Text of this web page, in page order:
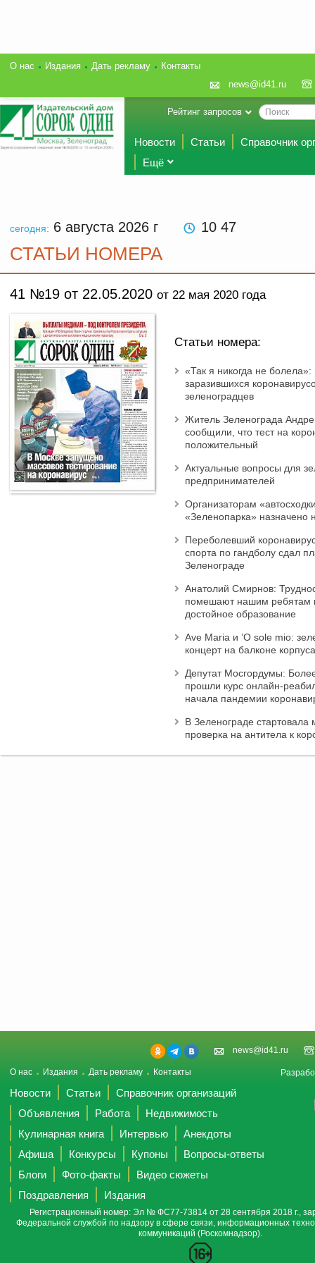
О нас Издания Дать рекламу
Контакты
news@id41.ru
Рейтинг запросов
Новости Статьи
Справочник
Ещё
сегодня: 6 августа 2026 г 10 47
СТАТЬИ НОМЕРА
41 №19 от 22.05.2020 от 22 мая 2020 года
Статьи номера:
«Так я никогда не болела»:
заразившихся
зеленоградцев
Житель Зеленограда
сообщили, что тест на
положительный
Актуальные вопросы для
предпринимателей
Организаторам
«Зеленопарка» назначено
Переболевший
спорта по гандболу сдал
Зеленограде
Анатолий Смирнов:
помешают нашим ребятам
достойное образование
Ave Maria и ’O sole mio:
концерт на балконе
Депутат Мосгордумы:
прошли курс онлайн-
начала пандемии
В Зеленограде стартовала
проверка на антитела к
news@id41.ru
О нас Издания Дать рекламу Контакты
Новости Статьи
Справочник организаций
Объявления
Работа
Недвижимость
Кулинарная книга
Интервью
Анекдоты
Афиша
Конкурсы Купоны
Вопросы-ответы
Блоги
Фото-факты
Видео сюжеты
Поздравления
Издания
Регистрационный номер: Эл № ФС77-73814 от 28 сентября 2018 г.,
Федеральной службой по надзору в сфере связи, информационных
коммуникаций (Роскомнадзор).